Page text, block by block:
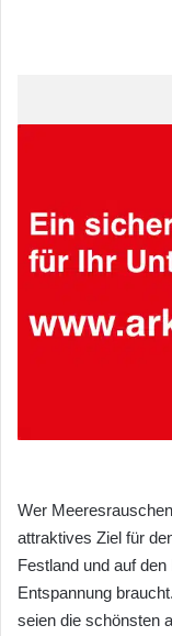
Wer
attraktives Ziel für
Festland und auf
Entspannung
seien die schönsten